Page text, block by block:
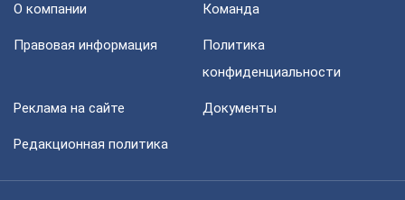
О компании Команда
Правовая информация
Политика
конфиденциальности
Реклама на сайте Документы
Редакционная политика